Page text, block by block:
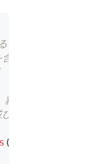
フォルダを先頭
ディレクトリの
び替えられたサブ
(